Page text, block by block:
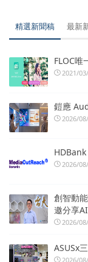
精選新聞稿 最新
FLOC唯
2021/
鎧應
2026/
2026/
創智動
邀分享
2026/
ASUSx
2026/